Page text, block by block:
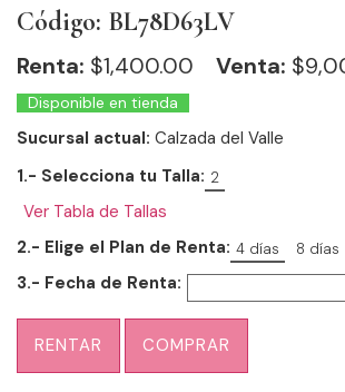
Código: BL78D63LV
Renta: $1,400.00 Venta:
Disponible en tienda
Sucursal actual: Calzada del Valle
1.- Selecciona tu Talla: 2
Ver Tabla de Tallas
2.- Elige el Plan de Renta: 4 días 8 días
3.- Fecha de Renta:
RENTAR COMPRAR